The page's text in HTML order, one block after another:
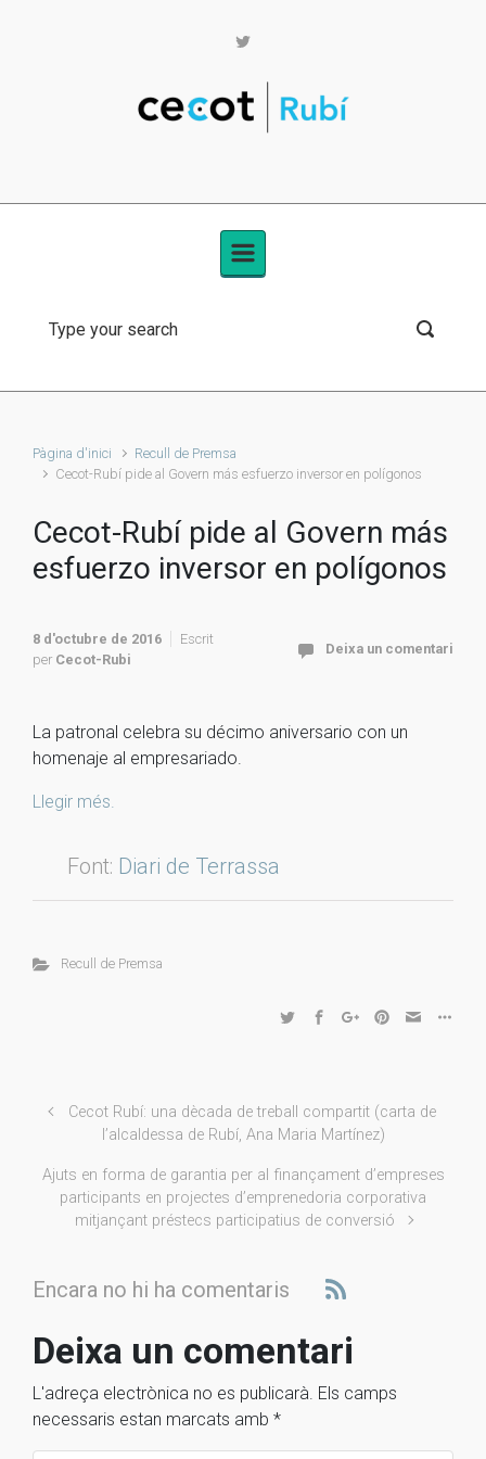
Pàgina d'inici
Recull de Premsa
Cecot-Rubí pide al Govern más esfuerzo inversor en polígonos
Cecot-Rubí pide al Govern más
esfuerzo inversor en polígonos
8 d'octubre de 2016
Escrit
per Cecot-Rubi
Deixa un comentari
La patronal celebra su décimo aniversario con un
homenaje al empresariado.
Llegir més.
Font: Diari de Terrassa
Recull de Premsa
Cecot Rubí: una dècada de treball compartit (carta de
l’alcaldessa de Rubí, Ana Maria Martínez)
Ajuts en forma de garantia per al finançament d’empreses
participants en projectes d’emprenedoria corporativa
mitjançant préstecs participatius de conversió
Encara no hi ha comentaris
Deixa un comentari
L'adreça electrònica no es publicarà. Els camps
necessaris estan marcats amb *